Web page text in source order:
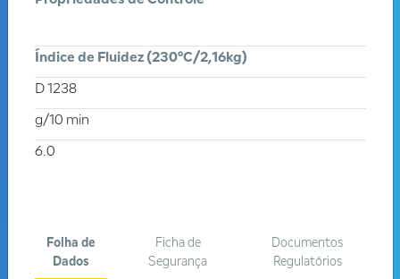
Digite uma Aplicação
PROCESSO
Índice de Fluidez (230°C/2,16kg)
D 1238
g/10 min
6.0
Folha de
Dados
Ficha de
Segurança
Documentos
Regulatórios